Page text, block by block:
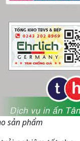
sản phẩm